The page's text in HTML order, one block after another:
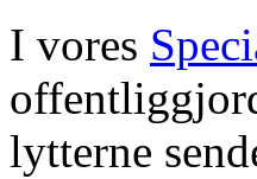
I vores
lytterne